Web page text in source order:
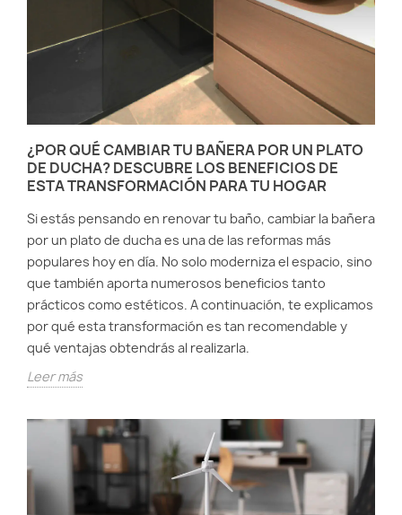
¿POR QUÉ CAMBIAR TU BAÑERA POR UN PLATO
DE DUCHA? DESCUBRE LOS BENEFICIOS DE
ESTA TRANSFORMACIÓN PARA TU HOGAR
Si estás pensando en renovar tu baño, cambiar la bañera
por un plato de ducha es una de las reformas más
populares hoy en día. No solo moderniza el espacio, sino
que también aporta numerosos beneficios tanto
prácticos como estéticos. A continuación, te explicamos
por qué esta transformación es tan recomendable y
qué ventajas obtendrás al realizarla.
Leer más